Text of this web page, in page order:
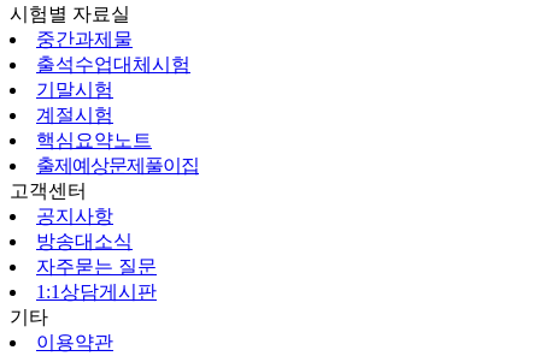
시험별 자료실
중간과제물
출석수업대체시험
기말시험
계절시험
핵심요약노트
출제예상문제풀이집
고객센터
공지사항
방송대소식
자주묻는 질문
1:1상담게시판
기타
이용약관